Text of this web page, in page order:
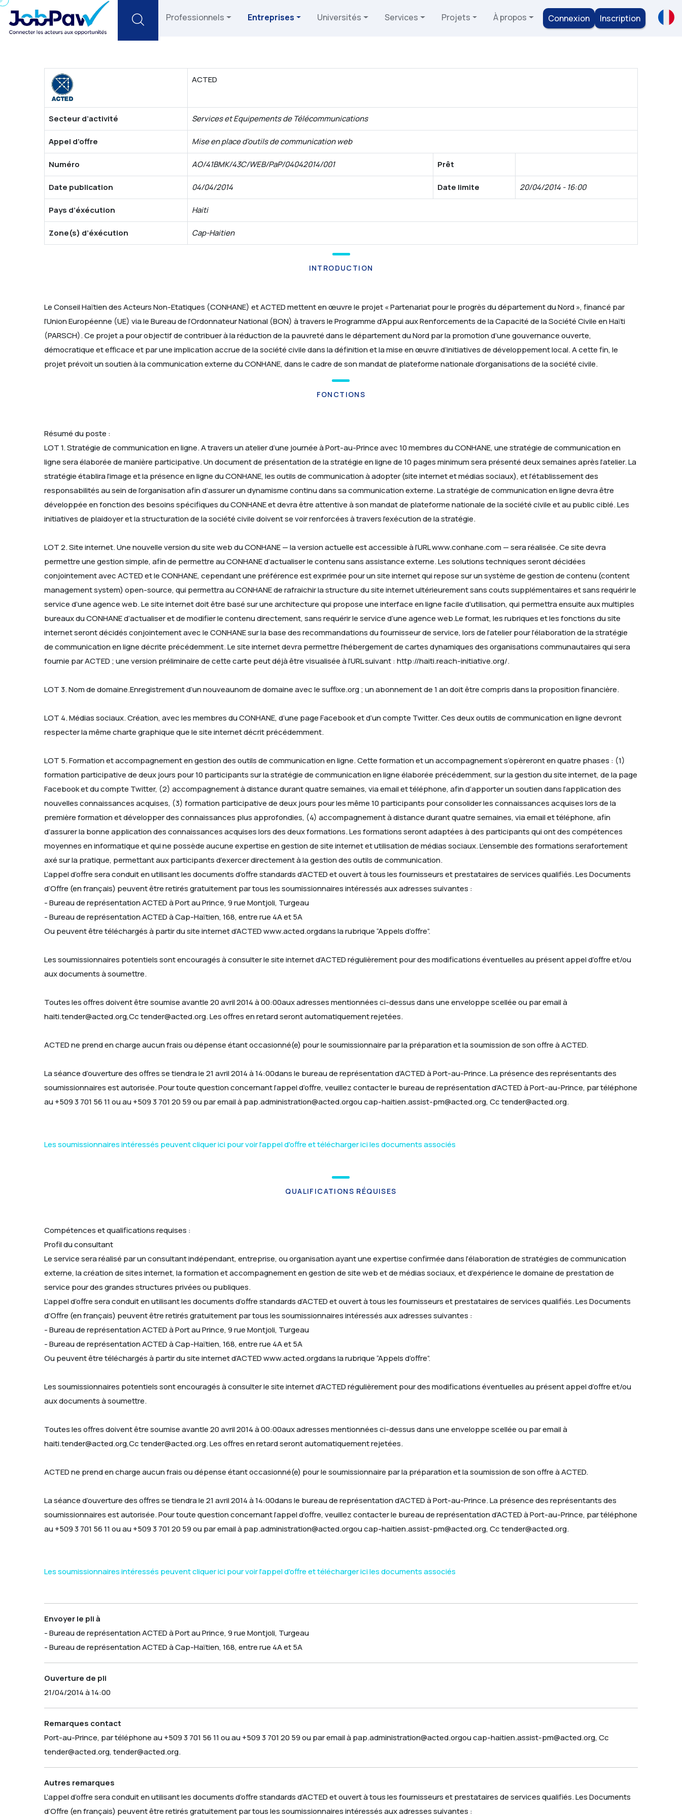
Search
Professionnels Entreprises Universités Services Projets À propos Connexion Inscription
ACTED
Secteur d’activité Services et Equipements de Télécommunications
Appel d’offre Mise en place d'outils de communication web
Numéro AO/41BMK/43C/WEB/PaP/04042014/001 Prêt
Date publication 04/04/2014 Date limite 20/04/2014 - 16:00
Pays d’éxécution Haiti
Zone(s) d’éxécution Cap-Haitien
INTRODUCTION
Le Conseil Haïtien des Acteurs Non-Etatiques (CONHANE) et ACTED mettent en œuvre le projet « Partenariat pour le progrès du département du Nord », financé par
l’Union Européenne (UE) via le Bureau de l’Ordonnateur National (BON) à travers le Programme d’Appui aux Renforcements de la Capacité de la Société Civile en Haïti
(PARSCH). Ce projet a pour objectif de contribuer à la réduction de la pauvreté dans le département du Nord par la promotion d’une gouvernance ouverte,
démocratique et efficace et par une implication accrue de la société civile dans la définition et la mise en œuvre d’initiatives de développement local. A cette fin, le
projet prévoit un soutien à la communication externe du CONHANE, dans le cadre de son mandat de plateforme nationale d’organisations de la société civile.
FONCTIONS
Résumé du poste :
LOT 1. Stratégie de communication en ligne. A travers un atelier d’une journée à Port-au-Prince avec 10 membres du CONHANE, une stratégie de communication en
ligne sera élaborée de manière participative. Un document de présentation de la stratégie en ligne de 10 pages minimum sera présenté deux semaines après l’atelier. La
stratégie établira l’image et la présence en ligne du CONHANE, les outils de communication à adopter (site internet et médias sociaux), et l’établissement des
responsabilités au sein de l’organisation afin d’assurer un dynamisme continu dans sa communication externe. La stratégie de communication en ligne devra être
développée en fonction des besoins spécifiques du CONHANE et devra être attentive à son mandat de plateforme nationale de la société civile et au public ciblé. Les
initiatives de plaidoyer et la structuration de la société civile doivent se voir renforcées à travers l’exécution de la stratégie.
LOT 2. Site internet. Une nouvelle version du site web du CONHANE — la version actuelle est accessible à l’URL www.conhane.com — sera réalisée. Ce site devra
permettre une gestion simple, afin de permettre au CONHANE d’actualiser le contenu sans assistance externe. Les solutions techniques seront décidées
conjointement avec ACTED et le CONHANE, cependant une préférence est exprimée pour un site internet qui repose sur un système de gestion de contenu (content
management system) open-source, qui permettra au CONHANE de rafraichir la structure du site internet ultérieurement sans couts supplémentaires et sans requérir le
service d’une agence web. Le site internet doit être basé sur une architecture qui propose une interface en ligne facile d’utilisation, qui permettra ensuite aux multiples
bureaux du CONHANE d’actualiser et de modifier le contenu directement, sans requérir le service d’une agence web.Le format, les rubriques et les fonctions du site
internet seront décidés conjointement avec le CONHANE sur la base des recommandations du fournisseur de service, lors de l’atelier pour l’élaboration de la stratégie
de communication en ligne décrite précédemment. Le site internet devra permettre l’hébergement de cartes dynamiques des organisations communautaires qui sera
fournie par ACTED ; une version préliminaire de cette carte peut déjà être visualisée à l’URL suivant : http://haiti.reach-initiative.org/.
LOT 3. Nom de domaine.Enregistrement d’un nouveaunom de domaine avec le suffixe.org ; un abonnement de 1 an doit être compris dans la proposition financière.
LOT 4. Médias sociaux. Création, avec les membres du CONHANE, d’une page Facebook et d’un compte Twitter. Ces deux outils de communication en ligne devront
respecter la même charte graphique que le site internet décrit précédemment.
LOT 5. Formation et accompagnement en gestion des outils de communication en ligne. Cette formation et un accompagnement s’opèreront en quatre phases : (1)
formation participative de deux jours pour 10 participants sur la stratégie de communication en ligne élaborée précédemment, sur la gestion du site internet, de la page
Facebook et du compte Twitter, (2) accompagnement à distance durant quatre semaines, via email et téléphone, afin d’apporter un soutien dans l’application des
nouvelles connaissances acquises, (3) formation participative de deux jours pour les même 10 participants pour consolider les connaissances acquises lors de la
première formation et développer des connaissances plus approfondies, (4) accompagnement à distance durant quatre semaines, via email et téléphone, afin
d’assurer la bonne application des connaissances acquises lors des deux formations. Les formations seront adaptées à des participants qui ont des compétences
moyennes en informatique et qui ne possède aucune expertise en gestion de site internet et utilisation de médias sociaux. L’ensemble des formations serafortement
axé sur la pratique, permettant aux participants d’exercer directement à la gestion des outils de communication.
L’appel d’offre sera conduit en utilisant les documents d’offre standards d’ACTED et ouvert à tous les fournisseurs et prestataires de services qualifiés. Les Documents
d’Offre (en français) peuvent être retirés gratuitement par tous les soumissionnaires intéressés aux adresses suivantes :
- Bureau de représentation ACTED à Port au Prince, 9 rue Montjoli, Turgeau
- Bureau de représentation ACTED à Cap-Haïtien, 168, entre rue 4A et 5A
Ou peuvent être téléchargés à partir du site internet d’ACTED www.acted.orgdans la rubrique “Appels d’offre”.
Les soumissionnaires potentiels sont encouragés à consulter le site internet d’ACTED régulièrement pour des modifications éventuelles au présent appel d’offre et/ou
aux documents à soumettre.
Toutes les offres doivent être soumise avantle 20 avril 2014 à 00:00aux adresses mentionnées ci-dessus dans une enveloppe scellée ou par email à
haiti.tender@acted.org,Cc tender@acted.org. Les offres en retard seront automatiquement rejetées.
ACTED ne prend en charge aucun frais ou dépense étant occasionné(e) pour le soumissionnaire par la préparation et la soumission de son offre à ACTED.
La séance d’ouverture des offres se tiendra le 21 avril 2014 à 14:00dans le bureau de représentation d’ACTED à Port-au-Prince. La présence des représentants des
soumissionnaires est autorisée. Pour toute question concernant l’appel d’offre, veuillez contacter le bureau de représentation d’ACTED à Port-au-Prince, par téléphone
au +509 3 701 56 11 ou au +509 3 701 20 59 ou par email à pap.administration@acted.orgou cap-haitien.assist-pm@acted.org, Cc tender@acted.org.
Les soumissionnaires intéressés peuvent cliquer ici pour voir l'appel d'offre et télécharger ici les documents associés
QUALIFICATIONS RÉQUISES
Compétences et qualifications requises :
Profil du consultant
Le service sera réalisé par un consultant indépendant, entreprise, ou organisation ayant une expertise confirmée dans l’élaboration de stratégies de communication
externe, la création de sites internet, la formation et accompagnement en gestion de site web et de médias sociaux, et d’expérience le domaine de prestation de
service pour des grandes structures privées ou publiques.
L’appel d’offre sera conduit en utilisant les documents d’offre standards d’ACTED et ouvert à tous les fournisseurs et prestataires de services qualifiés. Les Documents
d’Offre (en français) peuvent être retirés gratuitement par tous les soumissionnaires intéressés aux adresses suivantes :
- Bureau de représentation ACTED à Port au Prince, 9 rue Montjoli, Turgeau
- Bureau de représentation ACTED à Cap-Haïtien, 168, entre rue 4A et 5A
Ou peuvent être téléchargés à partir du site internet d’ACTED www.acted.orgdans la rubrique “Appels d’offre”.
Les soumissionnaires potentiels sont encouragés à consulter le site internet d’ACTED régulièrement pour des modifications éventuelles au présent appel d’offre et/ou
aux documents à soumettre.
Toutes les offres doivent être soumise avantle 20 avril 2014 à 00:00aux adresses mentionnées ci-dessus dans une enveloppe scellée ou par email à
haiti.tender@acted.org,Cc tender@acted.org. Les offres en retard seront automatiquement rejetées.
ACTED ne prend en charge aucun frais ou dépense étant occasionné(e) pour le soumissionnaire par la préparation et la soumission de son offre à ACTED.
La séance d’ouverture des offres se tiendra le 21 avril 2014 à 14:00dans le bureau de représentation d’ACTED à Port-au-Prince. La présence des représentants des
soumissionnaires est autorisée. Pour toute question concernant l’appel d’offre, veuillez contacter le bureau de représentation d’ACTED à Port-au-Prince, par téléphone
au +509 3 701 56 11 ou au +509 3 701 20 59 ou par email à pap.administration@acted.orgou cap-haitien.assist-pm@acted.org, Cc tender@acted.org.
Les soumissionnaires intéressés peuvent cliquer ici pour voir l'appel d'offre et télécharger ici les documents associés
Envoyer le pli à
- Bureau de représentation ACTED à Port au Prince, 9 rue Montjoli, Turgeau
- Bureau de représentation ACTED à Cap-Haïtien, 168, entre rue 4A et 5A
Ouverture de pli
21/04/2014 à 14:00
Remarques contact
Port-au-Prince, par téléphone au +509 3 701 56 11 ou au +509 3 701 20 59 ou par email à pap.administration@acted.orgou cap-haitien.assist-pm@acted.org, Cc
tender@acted.org, tender@acted.org.
Autres remarques
L’appel d’offre sera conduit en utilisant les documents d’offre standards d’ACTED et ouvert à tous les fournisseurs et prestataires de services qualifiés. Les Documents
d’Offre (en français) peuvent être retirés gratuitement par tous les soumissionnaires intéressés aux adresses suivantes :